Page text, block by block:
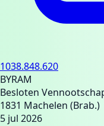
1038.848.620
BYRAM
Besloten
1831 Machelen (Brab.)
5 jul 2026